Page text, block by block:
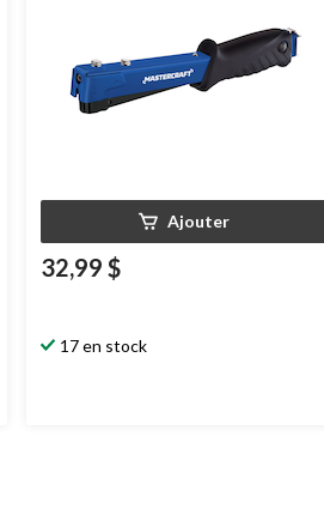
Ajouter
32,99 $
17 en stock